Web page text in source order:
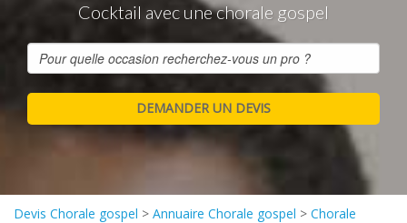
Cocktail avec une chorale gospel
Devis Chorale gospel > Annuaire Chorale gospel > Chorale